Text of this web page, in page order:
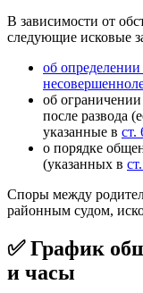
В зависимости от
следующие исковые
об
об
после развода
указанные в
о порядке
(указанных в
Споры между
районным судом,
✅ График
и часы